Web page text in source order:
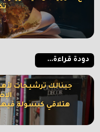
دودة قراءة...
جبنالك ترشيحات
هتلاقي كبسولة